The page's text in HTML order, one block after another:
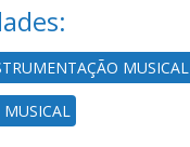
MUSICAL